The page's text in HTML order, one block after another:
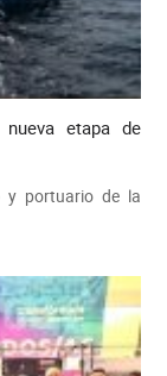
etapa de
y portuario de la